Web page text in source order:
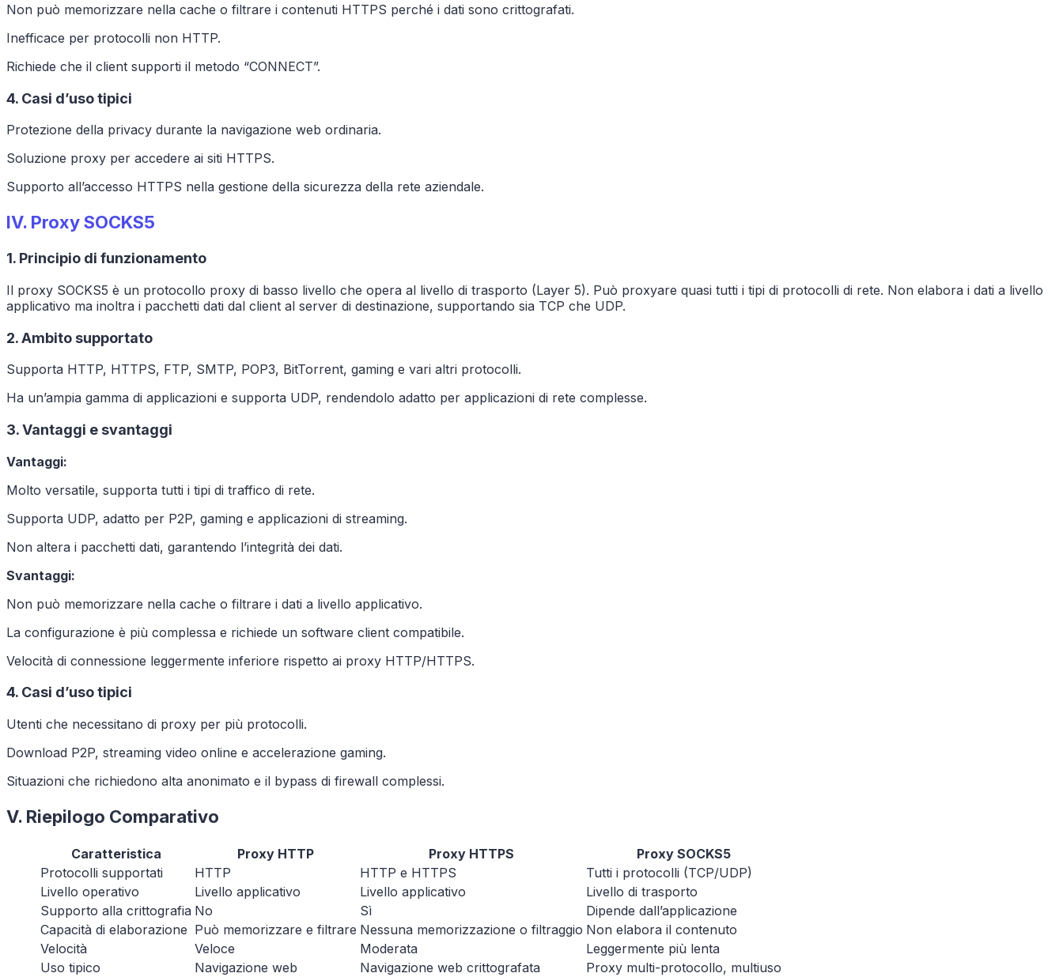
Non può memorizzare nella cache o filtrare i contenuti HTTPS perché i dati sono crittografati.
Inefficace per protocolli non HTTP.
Richiede che il client supporti il metodo “CONNECT”.
4. Casi d’uso tipici
Protezione della privacy durante la navigazione web ordinaria.
Soluzione proxy per accedere ai siti HTTPS.
Supporto all’accesso HTTPS nella gestione della sicurezza della rete aziendale.
IV. Proxy SOCKS5
1. Principio di funzionamento
Il proxy SOCKS5 è un protocollo proxy di basso livello che opera al livello di trasporto (Layer 5). Può proxyare quasi tutti i tipi di protocolli di rete. Non elabora i dati a livello
applicativo ma inoltra i pacchetti dati dal client al server di destinazione, supportando sia TCP che UDP.
2. Ambito supportato
Supporta HTTP, HTTPS, FTP, SMTP, POP3, BitTorrent, gaming e vari altri protocolli.
Ha un’ampia gamma di applicazioni e supporta UDP, rendendolo adatto per applicazioni di rete complesse.
3. Vantaggi e svantaggi
Vantaggi:
Molto versatile, supporta tutti i tipi di traffico di rete.
Supporta UDP, adatto per P2P, gaming e applicazioni di streaming.
Non altera i pacchetti dati, garantendo l’integrità dei dati.
Svantaggi:
Non può memorizzare nella cache o filtrare i dati a livello applicativo.
La configurazione è più complessa e richiede un software client compatibile.
Velocità di connessione leggermente inferiore rispetto ai proxy HTTP/HTTPS.
4. Casi d’uso tipici
Utenti che necessitano di proxy per più protocolli.
Download P2P, streaming video online e accelerazione gaming.
Situazioni che richiedono alta anonimato e il bypass di firewall complessi.
V. Riepilogo Comparativo
Caratteristica Proxy HTTP Proxy HTTPS
Proxy SOCKS5
Protocolli supportati
HTTP HTTP e HTTPS
Tutti i protocolli (TCP/UDP)
Livello operativo
Livello applicativo Livello applicativo
Livello di trasporto
Supporto alla crittografia No Sì
Dipende dall’applicazione
Capacità di elaborazione Può memorizzare e filtrare Nessuna memorizzazione o filtraggio Non elabora il contenuto
Velocità
Veloce Moderata
Leggermente più lenta
Uso tipico
Navigazione web Navigazione web crittografata Proxy multi-protocollo, multiuso